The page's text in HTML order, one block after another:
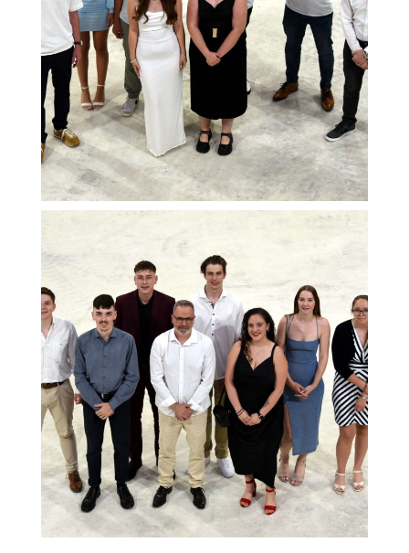
ACCEPTER TOUS LES COOKIES
ESSENTIELS UNIQUEMENT
SAUVEGARDER